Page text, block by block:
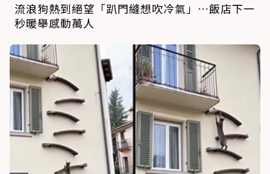
流浪狗熱到絕望「趴門縫想吹冷氣」…飯店下一
秒暖舉感動萬人